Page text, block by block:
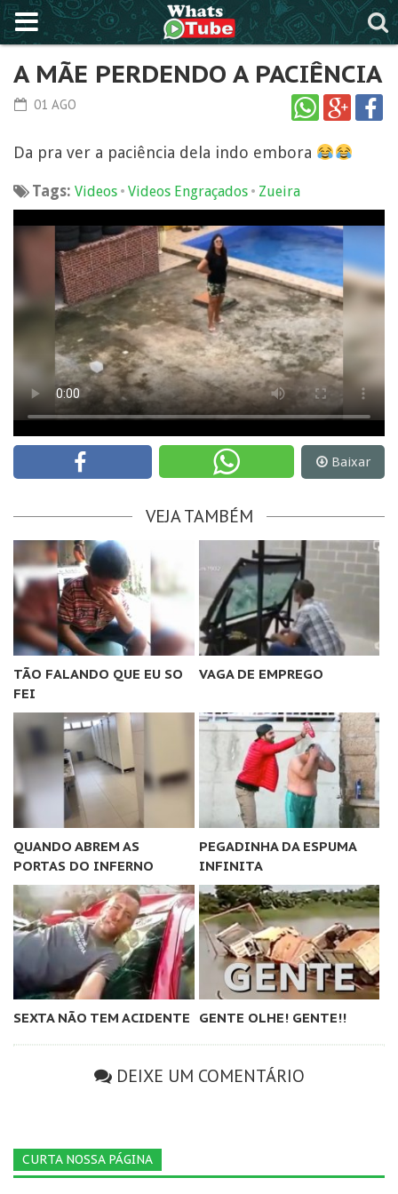
A MÃE PERDENDO A PACIÊNCIA
01 AGO
Da pra ver a paciência dela indo embora
Tags: Videos • Videos Engraçados • Zueira
Baixar
VEJA TAMBÉM
TÃO FALANDO QUE EU SO
FEI
VAGA DE EMPREGO
QUANDO ABREM AS
PORTAS DO INFERNO
PEGADINHA DA ESPUMA
INFINITA
SEXTA NÃO TEM ACIDENTE GENTE OLHE! GENTE!!
DEIXE UM COMENTÁRIO
CURTA NOSSA PÁGINA